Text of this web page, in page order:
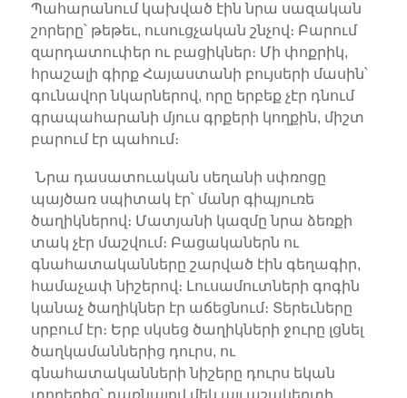
Պահարանում կախված էին նրա սազական
շորերը՝ թեթեւ, ուսուցչական շնչով։ Բարում
զարդատուփեր ու բացիկներ։ Մի փոքրիկ,
հրաշալի գիրք Հայաստանի բույսերի մասին՝
գունավոր նկարներով, որը երբեք չէր դնում
գրապահարանի մյուս գրքերի կողքին, միշտ
բարում էր պահում։
Նրա դասատուական սեղանի սփռոցը
պայծառ սպիտակ էր՝ մանր գիպյուռե
ծաղիկներով։ Մատյանի կազմը նրա ձեռքի
տակ չէր մաշվում։ Բացականերն ու
գնահատականները շարված էին գեղագիր,
համաչափ նիշերով։ Լուսամուտների գոգին
կանաչ ծաղիկներ էր աճեցնում։ Տերեւները
սրբում էր։ Երբ սկսեց ծաղիկների ջուրը լցնել
ծաղկամաններից դուրս, ու
գնահատականների նիշերը դուրս եկան